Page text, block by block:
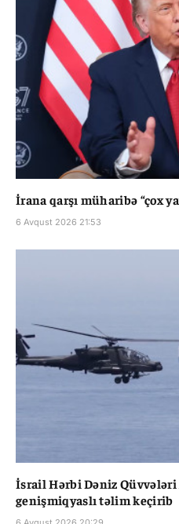
İrana qarşı müharibə “çox
6 Avqust 2026 21:53
İsrail Hərbi Dəniz Qüvvələri
genişmiqyaslı təlim keçirib